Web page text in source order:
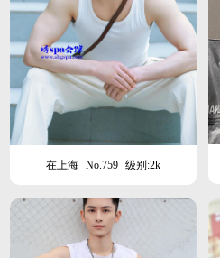
在上海 No.759 级别:2k